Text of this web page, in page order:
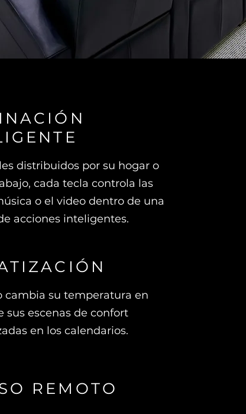
distribuidos por su hogar o
cada tecla controla las
o el video dentro de una
acciones inteligentes.
cambia su temperatura en
sus escenas de confort
en los calendarios.
REMOTO